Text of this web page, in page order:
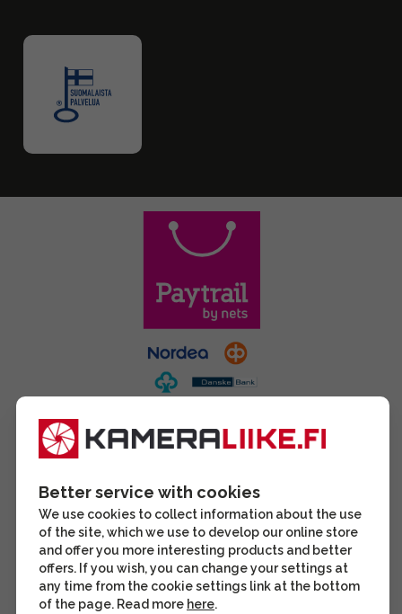
Better service with cookies
We use cookies to collect information about the use
of the site, which we use to develop our online store
and offer you more interesting products and better
offers. If you wish, you can change your settings at
any time from the cookie settings link at the bottom
of the page. Read more here.